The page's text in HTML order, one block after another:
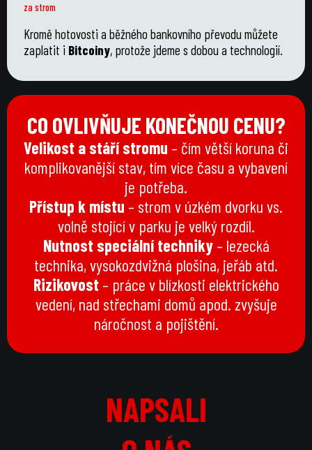
za strom
Kromě hotovosti a běžného bankovního převodu můžete
zaplatit i Bitcoiny, protože jdeme s dobou a technologií.
CO OVLIVŇUJE KONEČNOU CENU?
Velikost a stáří stromu – čím větší koruna či
komplikovanější stav, tím více času a vybavení
je potřeba.
Přístup k místu – strom v úzkém dvorku vs.
volně stojící v parku je velký rozdíl.
Nutnost speciální techniky– lezecká
technika, vysokozdvižná plošina, jeřáb atd.
Rizikovost– práce v blízkosti elektrického
vedení, nad střechami domů apod. zvyšuje
náročnost a pojištění.
NAPSALI
NAPSALI